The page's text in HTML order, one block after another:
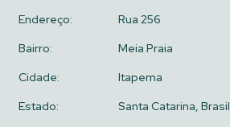
Endereço:
Rua 256
Bairro:
Meia Praia
Cidade:
Itapema
Estado:
Santa Catarina, Brasil